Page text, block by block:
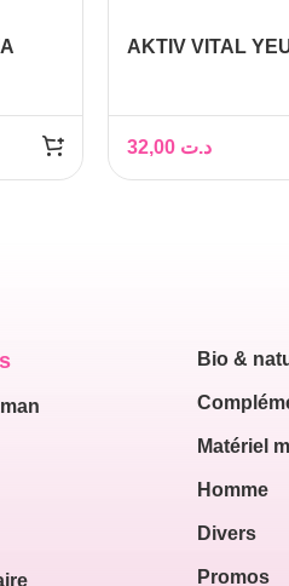
AKTIV VITAL
د.ت
Bio &
Matériel
Homme
Divers
Promos